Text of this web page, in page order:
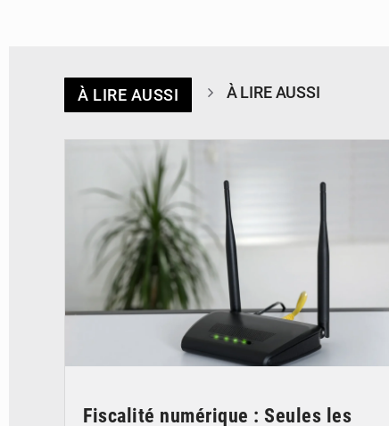
À LIRE AUSSI À LIRE AUSSI
Fiscalité numérique : Seules les